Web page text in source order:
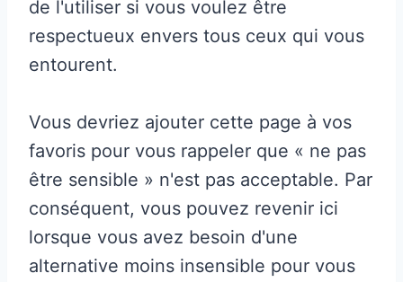
de l'utiliser si vous voulez être
respectueux envers tous ceux qui vous
entourent.
Vous devriez ajouter cette page à vos
favoris pour vous rappeler que « ne pas
être sensible » n'est pas acceptable. Par
conséquent, vous pouvez revenir ici
lorsque vous avez besoin d'une
alternative moins insensible pour vous